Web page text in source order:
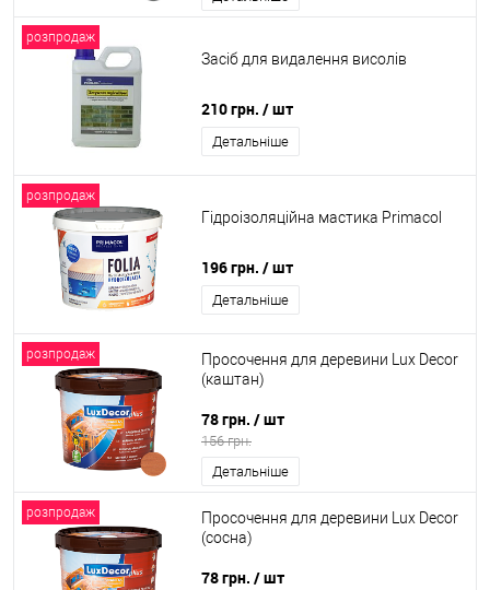
розпродаж
Засіб для видалення висолів
210 грн. / шт
Детальніше
розпродаж
Гідроізоляційна мастика Primacol
196 грн. / шт
Детальніше
розпродаж
Просочення для деревини Lux Decor
(каштан)
78 грн. / шт
156 грн.
Детальніше
розпродаж
Просочення для деревини Lux Decor
(сосна)
78 грн. / шт